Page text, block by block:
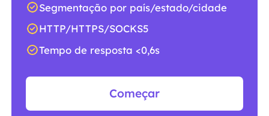
Segmentação por país/estado/cidade
HTTP/HTTPS/SOCKS5
Tempo de resposta <0,6s
Começar